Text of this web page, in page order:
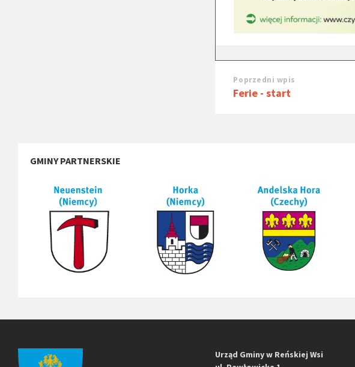
Poprzedni wpis
Ferie - start
GMINY PARTNERSKIE
Urząd Gminy w Reńskiej Wsi